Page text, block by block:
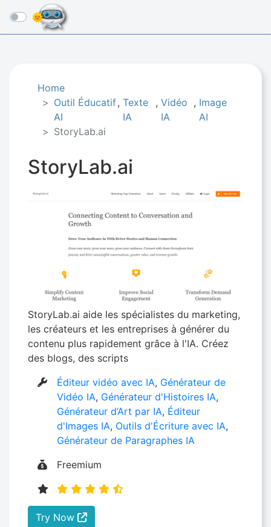
☰
Home
Outil Éducatif
AI
,Texte
IA
, Vidéo
IA
, Image
AI
StoryLab.ai
StoryLab.ai
StoryLab.ai aide les spécialistes du marketing,
les créateurs et les entreprises à générer du
contenu plus rapidement grâce à l'IA. Créez
des blogs, des scripts
Éditeur vidéo avec IA, Générateur de
Vidéo IA, Générateur d'Histoires IA​,
Générateur d’Art par IA, Éditeur
d'Images IA, Outils d'Écriture avec IA,
Générateur de Paragraphes IA
Freemium
Try Now